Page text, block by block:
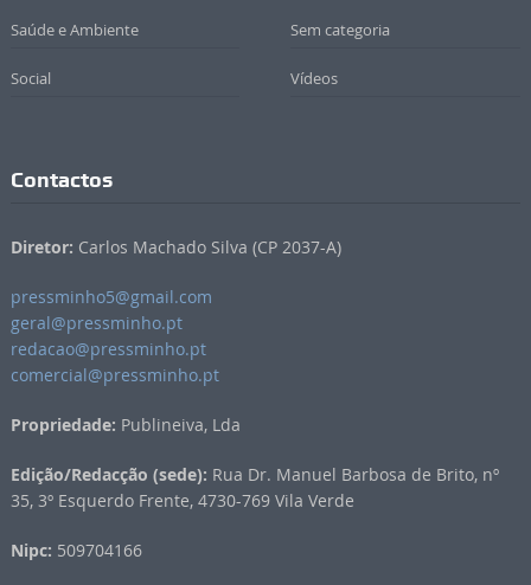
Saúde e Ambiente Sem categoria
Social Vídeos
Contactos
Diretor: Carlos Machado Silva (CP 2037-A)
pressminho5@gmail.com
geral@pressminho.pt
redacao@pressminho.pt
comercial@pressminho.pt
Propriedade: Publineiva, Lda
Edição/Redacção (sede): Rua Dr. Manuel Barbosa de Brito, nº
35, 3º Esquerdo Frente, 4730-769 Vila Verde
Nipc: 509704166